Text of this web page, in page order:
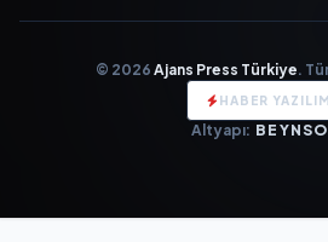
© 2026 Ajans Press Türkiye.
HABER
Altyapı: